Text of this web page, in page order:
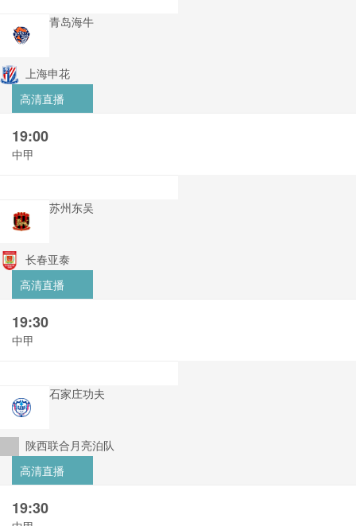
青岛海牛
上海申花
高清直播
19:00
中甲
苏州东吴
长春亚泰
高清直播
19:30
中甲
石家庄功夫
陕西联合月亮泊队
高清直播
19:30